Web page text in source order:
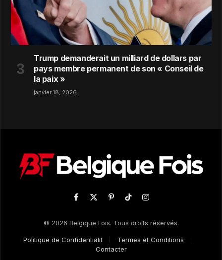
Trump demanderait un milliard de dollars par
pays membre permanent de son « Conseil de
la paix »
janvier 18, 2026
Facebook
X
PinterestTikTokInstagram
© 2026 Belgique Fois. Tous droits réservés.
Politique de Confidentialit
Termes et Conditions
Contacter